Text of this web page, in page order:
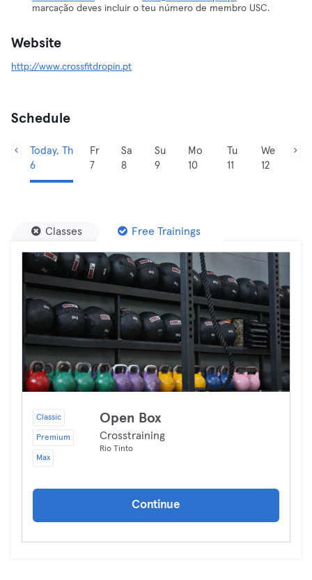
marcação deves incluir o teu número de membro USC.
Website
http://www.crossfitdropin.pt
Schedule
Today, Th
6
Fr
7
Sa
8
Su
9
Mo
10
Tu
11
We
12
Classes Free Trainings
Classic
Premium
Max
Open Box
Crosstraining
Rio Tinto
Continue